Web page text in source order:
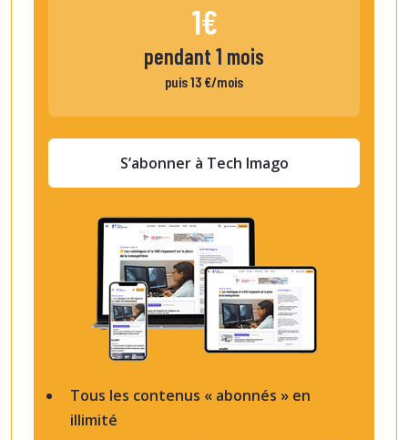
Tous les contenus « abonnés » en
illimité
1€
pendant 1 mois
puis 13 €/mois
S’abonner à Tech Imago